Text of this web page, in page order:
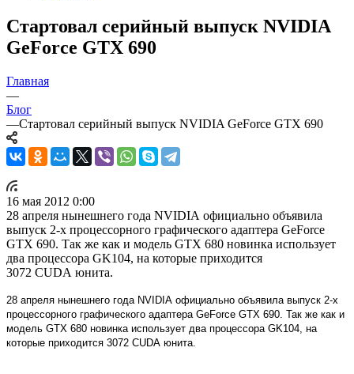
Стартовал серийный выпуск NVIDIA
GeForce GTX 690
Главная
—
Блог
—Стартовал серийный выпуск NVIDIA GeForce GTX 690
16 мая 2012 0:00
28 апреля нынешнего года NVIDIA официально объявила
выпуск 2-х процессорного графического адаптера GeForce
GTX 690. Так же как и модель GTX 680 новинка использует
два процессора GK104, на которые приходится
3072 CUDA юнита.
28 апреля нынешнего года NVIDIA официально объявила выпуск 2-х
процессорного графического адаптера GeForce GTX 690. Так же как и
модель GTX 680 новинка использует два процессора GK104, на
которые приходится 3072 CUDA юнита.